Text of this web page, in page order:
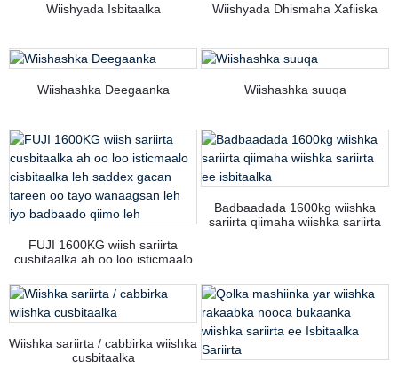
Wiishyada Isbitaalka Wiishyada Dhismaha Xafiiska
Wiishashka Deegaanka Wiishashka suuqa
FUJI 1600KG wiish sariirta
cusbitaalka ah oo loo isticmaalo
tareen oo tayo wanaagsan leh
iyo badbaado qiimo leh
Badbaadada 1600kg wiishka
sariirta qiimaha wiishka sariirta
Wiishka sariirta / cabbirka wiishka
cusbitaalka